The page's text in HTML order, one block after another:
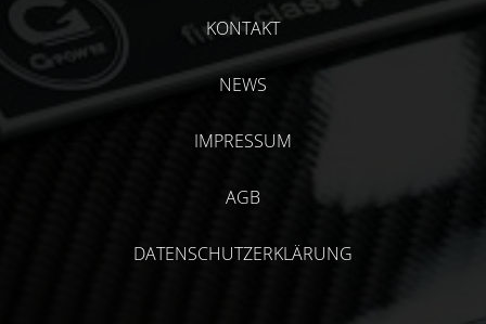
KONTAKT
NEWS
IMPRESSUM
AGB
DATENSCHUTZERKLÄRUNG